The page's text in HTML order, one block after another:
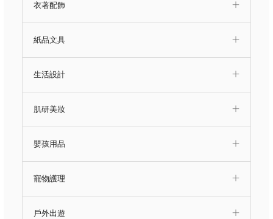
衣著配飾
紙品文具
生活設計
肌研美妝
嬰孩用品
寵物護理
戶外出遊